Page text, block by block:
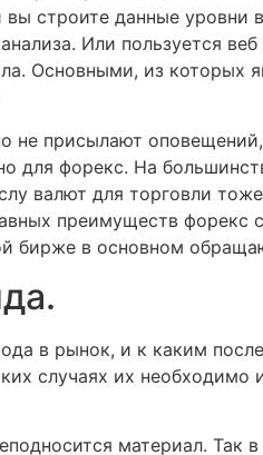
строите данные
Или пользуется
Основными, из
не присылают
для форекс. На
валют для торговли
преимуществ
бирже в основном
в рынок, и к каким
случаях их необходимо
материал. Так